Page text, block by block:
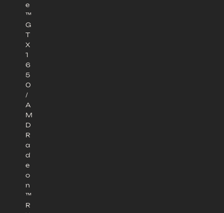
e
™
G
T
X
1
6
5
0
/
A
M
D
R
a
d
e
o
n
™
R